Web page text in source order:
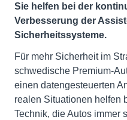
Sie helfen bei der
Verbesserung der
Sicherheitssysteme.
Für mehr Sicherheit im
schwedische Premium-
einen datengesteuerten
realen Situationen helfen
Technik, die Autos immer